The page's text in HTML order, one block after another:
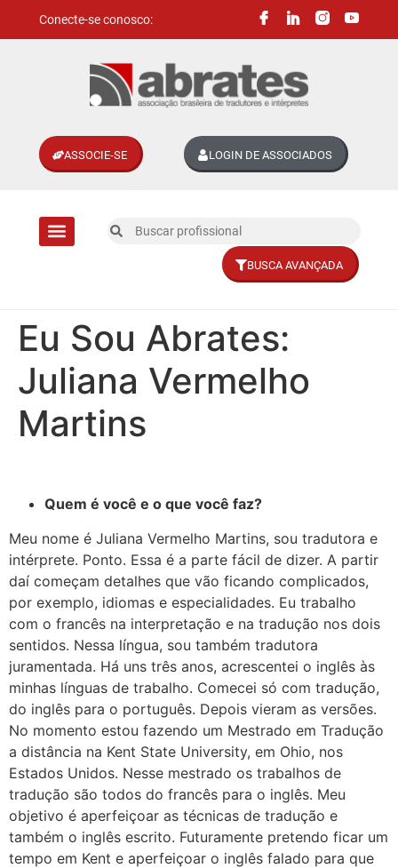
Conecte-se conosco:
ASSOCIE-SE LOGIN DE ASSOCIADOS
BUSCA AVANÇADA
Eu Sou Abrates:
Juliana Vermelho
Martins
Quem é você e o que você faz?
Meu nome é Juliana Vermelho Martins, sou tradutora e
intérprete. Ponto. Essa é a parte fácil de dizer. A partir
daí começam detalhes que vão ficando complicados,
por exemplo, idiomas e especialidades. Eu trabalho
com o francês na interpretação e na tradução nos dois
sentidos. Nessa língua, sou também tradutora
juramentada. Há uns três anos, acrescentei o inglês às
minhas línguas de trabalho. Comecei só com tradução,
do inglês para o português. Depois vieram as versões.
No momento estou fazendo um Mestrado em Tradução
a distância na Kent State University, em Ohio, nos
Estados Unidos. Nesse mestrado os trabalhos de
tradução são todos do francês para o inglês. Meu
objetivo é aperfeiçoar as técnicas de tradução e
também o inglês escrito. Futuramente pretendo ficar um
tempo em Kent e aperfeiçoar o inglês falado para que